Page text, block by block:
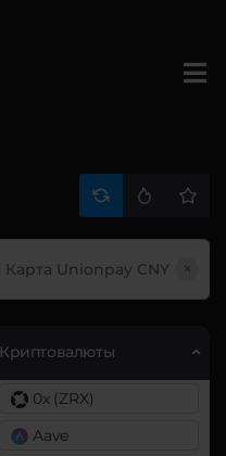
×
Криптовалюты
0x (ZRX)
Aave